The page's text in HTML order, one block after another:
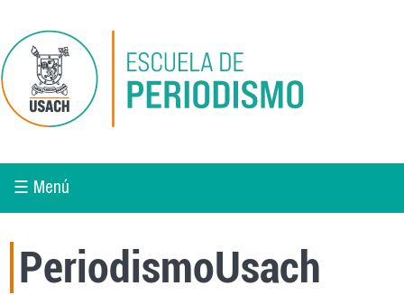
☰ Menú
PeriodismoUsach